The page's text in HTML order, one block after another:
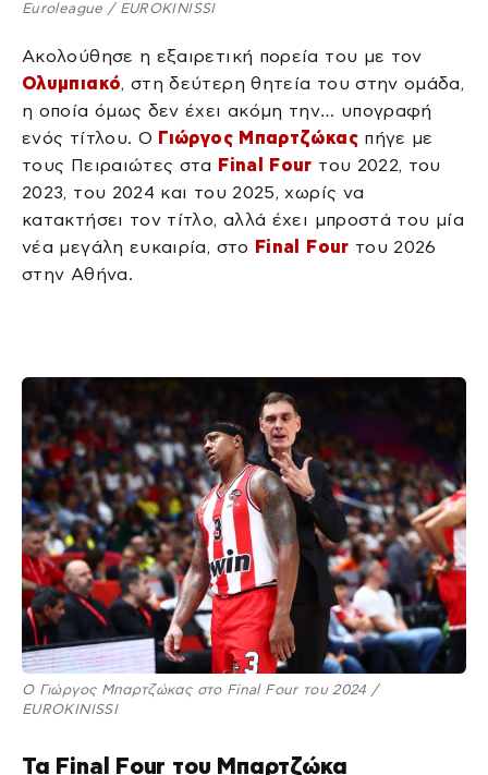
Euroleague / EUROKINISSI
Ακολούθησε η εξαιρετική πορεία του με τον
Ολυμπιακό, στη δεύτερη θητεία του στην ομάδα,
η οποία όμως δεν έχει ακόμη την… υπογραφή
ενός τίτλου. Ο Γιώργος Μπαρτζώκαςπήγε με
τους Πειραιώτες στα Final Four του 2022, του
2023, του 2024 και του 2025, χωρίς να
κατακτήσει τον τίτλο, αλλά έχει μπροστά του μία
νέα μεγάλη ευκαιρία, στο Final Four του 2026
στην Αθήνα.
Ο Γιώργος Μπαρτζώκας στο Final Four του 2024 /
EUROKINISSI
Τα Final Four του Μπαρτζώκα